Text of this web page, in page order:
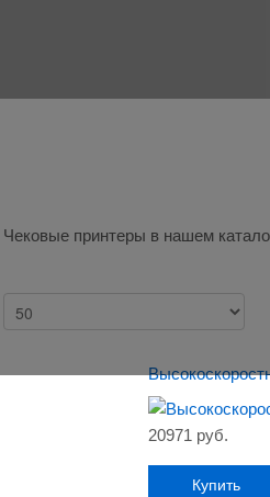
принтеры в нашем
20971 руб.
Купить